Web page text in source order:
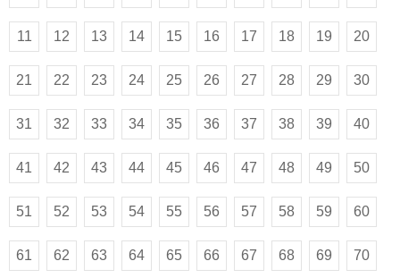
11 12 13 14 15 16 17 18 19 20
21 22 23 24 25 26 27 28 29 30
31 32 33 34 35 36 37 38 39 40
41 42 43 44 45 46 47 48 49 50
51 52 53 54 55 56 57 58 59 60
61 62 63 64 65 66 67 68 69 70